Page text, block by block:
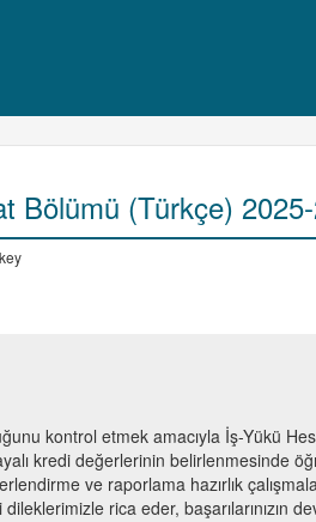
Bölümü (Türkçe)
kontrol etmek amacıyla İş-Yükü
kredi değerlerinin belirlenmesinde
ve raporlama hazırlık
rica eder, başarılarınızın